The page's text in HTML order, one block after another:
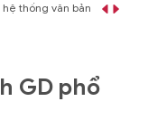
thống văn bản quy phạm
GD phổ